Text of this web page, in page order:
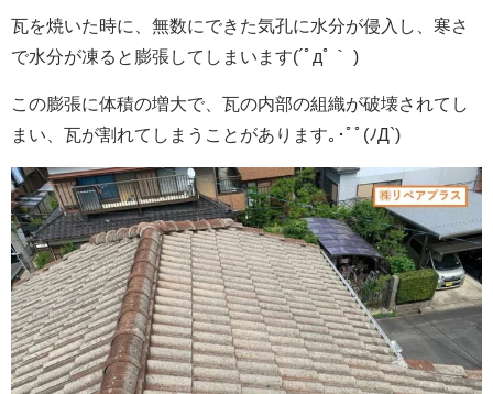
瓦を焼いた時に、無数にできた気孔に水分が侵入し、寒さ
で水分が凍ると膨張してしまいます(´ﾟдﾟ｀ )
この膨張に体積の増大で、瓦の内部の組織が破壊されてし
まい、瓦が割れてしまうことがあります｡･ﾟﾟ(ﾉД`)